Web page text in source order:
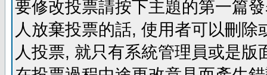
要修改投票請按下主題的第一篇
人放棄投票的話, 使用者可以刪
人投票, 就只有系統管理員或是